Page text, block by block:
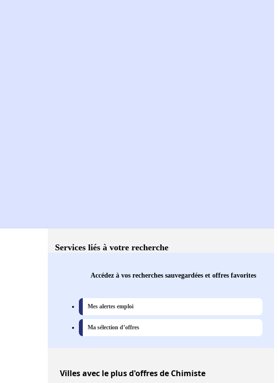
Services liés à votre recherche
Accédez à vos recherches sauvegardées et offres favorites
Mes alertes emploi
Ma sélection d’offres
Villesavec le plus d'offres de Chimiste